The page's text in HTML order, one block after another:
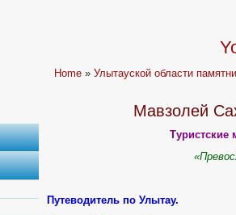
Home »Улытауской области
Мавзолей
Туристские
Путеводитель по Улытау.